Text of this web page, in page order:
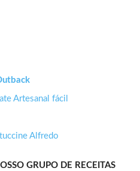
Artesanal fácil
Alfredo
GRUPO DE RECEITAS